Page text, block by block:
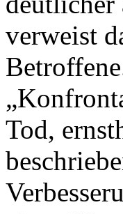
verweist
Tod,